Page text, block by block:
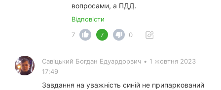
вопросами, а ПДД.
Відповісти
7
7 0
Савіцький Богдан Едуардорвич • 1 жовтня 2023
17:49
Завдання на уважність синій не припаркований